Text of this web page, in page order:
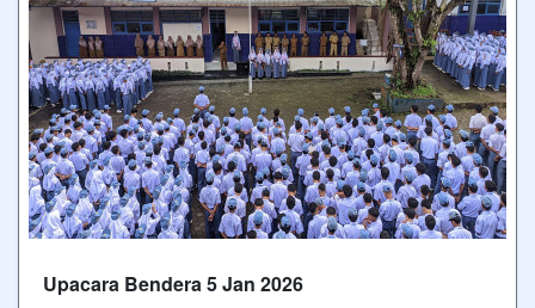
Upacara Bendera 5 Jan 2026